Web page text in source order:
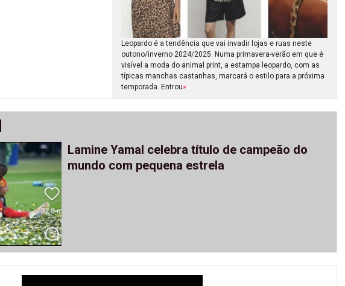
Leopardo é a tendência que vai invadir lojas e ruas neste
outono/inverno 2024/2025. Numa primavera-verão em que é
visível a moda do animal print, a estampa leopardo, com as
típicas manchas castanhas, marcará o estilo para a próxima
temporada. Entrou»
Lamine Yamal celebra título de campeão do
mundo com pequena estrela